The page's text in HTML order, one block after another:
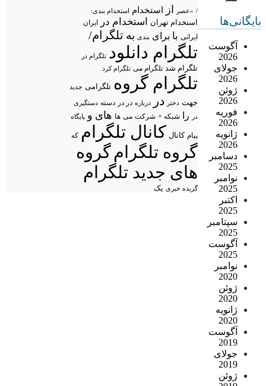
بایگانی‌ها
آگوست
2026
جولای
2026
ژوئن
2026
فوریه
2026
ژانویه
2026
دسامبر
2025
نوامبر
2025
اکتبر
2025
سپتامبر
2025
آگوست
2025
نوامبر
2020
ژوئن
2020
ژانویه
2020
آگوست
2019
جولای
2019
ژوئن
/ «عصر از استخدام استخدام بندی:
استخدام تهران استخدام در ایران
ایرانی با برای بندی به تلگرام/
تلگرام دانلود تلگرام در
تلگرام شد تلگرام می تلگرام کرد
تلگرام گروه تلگرامی جدید
جهت دختر در درباره در در دسته دستگیری
در
را شبکه + شرکت می ها های و پایگاه
پیام کانال کانال تلگرام که
گروه تلگرامگروه
های جدید تلگرام
گزیده خبری یک